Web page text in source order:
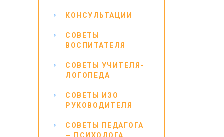
КОНСУЛЬТАЦИИ
СОВЕТЫ
ВОСПИТАТЕЛЯ
СОВЕТЫ УЧИТЕЛЯ-
ЛОГОПЕДА
СОВЕТЫ ИЗО
РУКОВОДИТЕЛЯ
СОВЕТЫ ПЕДАГОГА